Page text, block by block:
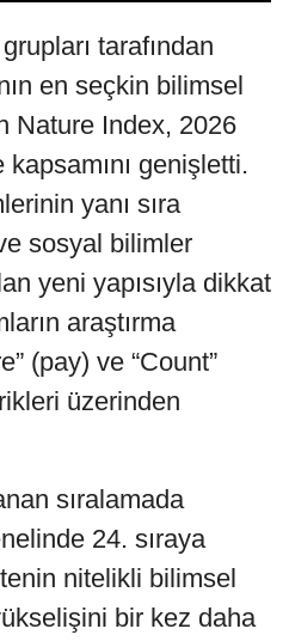
tarafından
en seçkin bilimsel
Nature Index, 2026
kapsamını genişletti.
yanı sıra
sosyal bilimler
yeni yapısıyla dikkat
araştırma
(pay) ve “Count”
üzerinden
sıralamada
24. sıraya
nitelikli bilimsel
bir kez daha